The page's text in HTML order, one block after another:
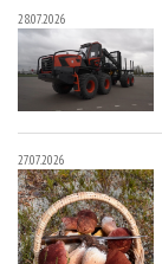
28.07.2026
27.07.2026